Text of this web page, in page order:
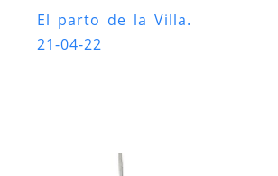
El parto de la Villa.
21-04-22